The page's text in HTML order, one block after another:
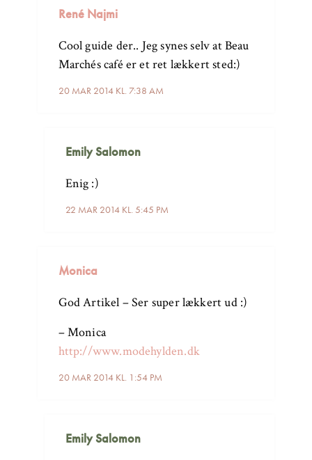
René Najmi
20 MAR 2014 KL. 7:38 AM
Cool guide der.. Jeg synes selv at Beau
Marchés café er et ret lækkert sted:)
Emily Salomon
22 MAR 2014 KL. 5:45 PM
Enig :)
Monica
20 MAR 2014 KL. 1:54 PM
God Artikel – Ser super lækkert ud :)
– Monica
http://www.modehylden.dk
Emily Salomon